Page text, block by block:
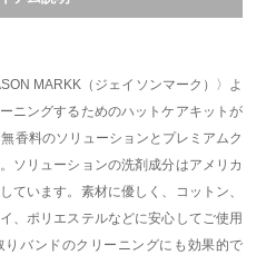
MARKK（ジェイソンマーク）〉よ
ニングするためのハットケアキットが
香料のソリューションとプレミアムク
ソリューションの洗剤成分はアメリカ
ています。素材に優しく、コットン、
、ポリエステルなどに安心してご使用
バンドのクリーニングにも効果的で